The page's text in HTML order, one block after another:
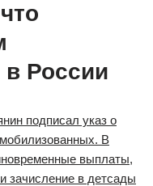
России
подписал указ о
В
выплаты,
зачисление в детсады